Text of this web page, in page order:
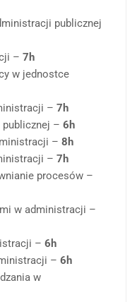
publicznej
– 7h
w jednostce
– 7h
– 6h
– 8h
– 7h
procesów –
w administracji –
– 6h
– 6h
w